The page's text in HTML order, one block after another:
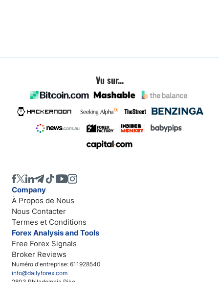
Vu sur...
Numéro d'entreprise: 611928540
info@dailyforex.com
Company
À Propos de Nous
Nous Contacter
Termes et Conditions
Forex Analysis and Tools
Free Forex Signals
Broker Reviews